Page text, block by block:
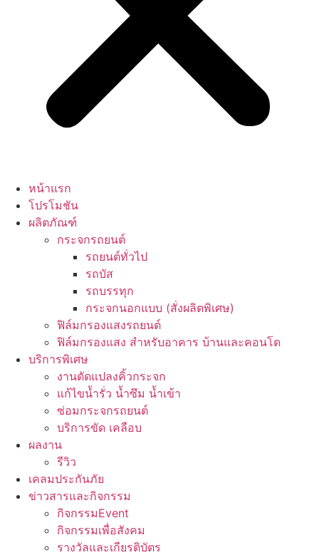
หน้าแรก
โปรโมชัน
ผลิตภัณฑ์
กระจกรถยนต์
รถยนต์ทั่วไป
รถบัส
รถบรรทุก
กระจกนอกแบบ (สั่งผลิตพิเศษ)
ฟิล์มกรองแสงรถยนต์
ฟิล์มกรองแสง สำหรับอาคาร บ้านและคอนโด
บริการพิเศษ
งานดัดแปลงคิ้วกระจก
แก้ไขน้ำรั่ว น้ำซึม น้ำเข้า
ซ่อมกระจกรถยนต์
บริการขัด เคลือบ
ผลงาน
รีวิว
เคลมประกันภัย
ข่าวสารและกิจกรรม
กิจกรรมEvent
กิจกรรมเพื่อสังคม
รางวัลและเกียรติบัตร